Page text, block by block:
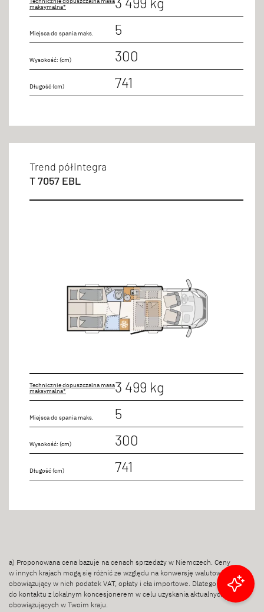
maksymalna*
Miejsca do spania maks. 5
Wysokość: (cm) 300
Długość (cm) 741
Trend półintegra
T 7057 EBL
Technicznie dopuszczalna masa
maksymalna* 3 499 kg
Miejsca do spania maks. 5
Wysokość: (cm) 300
Długość (cm) 741
a) Proponowana cena bazuje na cenach sprzedaży w Niemczech. Ceny
w innych krajach mogą się różnić ze względu na konwersję walutową,
obowiązujący w nich podatek VAT, opłaty i cła importowe. Dlatego zachęcamy
do kontaktu z lokalnym koncesjonerem w celu uzyskania aktualnych cen
obowiązujących w Twoim kraju.
Filtruj wyniki